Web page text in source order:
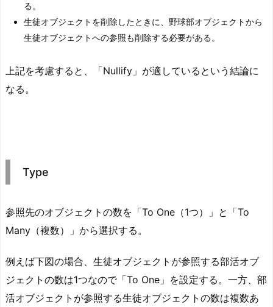
る。
生徒オブジェクトを削除したときに、野球部オブジェクトから
生徒オブジェクトへの参照も削除する必要がある。
上記を考慮すると、「Nullify」が適しているという結論に
なる。
Type
参照先のオブジェクトの数を「To One（1つ）」と「To
Many（複数）」から選択する。
例えば下図の場合、生徒オブジェクトが参照する部活オブ
ジェクトの数は1つなので「To One」を設定する。一方、部
活オブジェクトが参照する生徒オブジェクトの数は複数あ